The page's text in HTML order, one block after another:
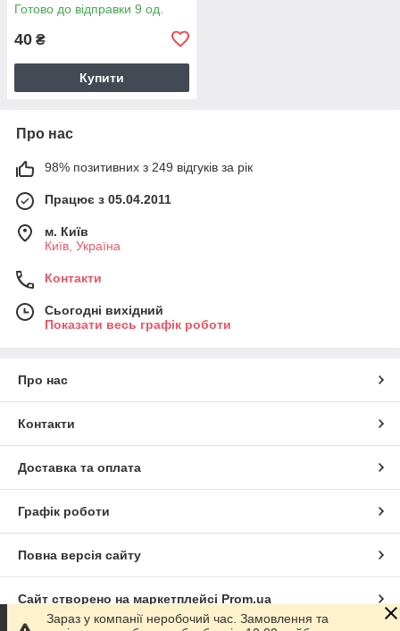
Готово до відправки 9 од.
40 ₴
Купити
Про нас
98% позитивних з 249 відгуків за рік
Працює з 05.04.2011
м. Київ
Київ, Україна
Контакти
Сьогодні вихідний
Показати весь графік роботи
Про нас
Контакти
Доставка та оплата
Графік роботи
Повна версія сайту
Сайт створено на маркетплейсі Prom.ua
Зараз у компанії неробочий час. Замовлення та